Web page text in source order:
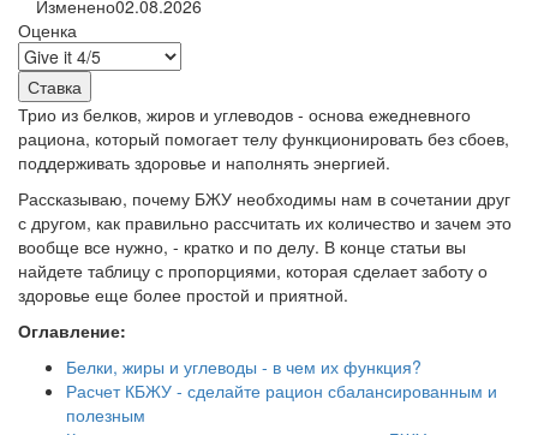
Изменено02.08.2026
Оценка
Трио из белков, жиров и углеводов - основа ежедневного
рациона, который помогает телу функционировать без сбоев,
поддерживать здоровье и наполнять энергией.
Рассказываю, почему БЖУ необходимы нам в сочетании друг
с другом, как правильно рассчитать их количество и зачем это
вообще все нужно, - кратко и по делу. В конце статьи вы
найдете таблицу с пропорциями, которая сделает заботу о
здоровье еще более простой и приятной.
Оглавление:
Белки, жиры и углеводы - в чем их функция?
Расчет КБЖУ - сделайте рацион сбалансированным и
полезным